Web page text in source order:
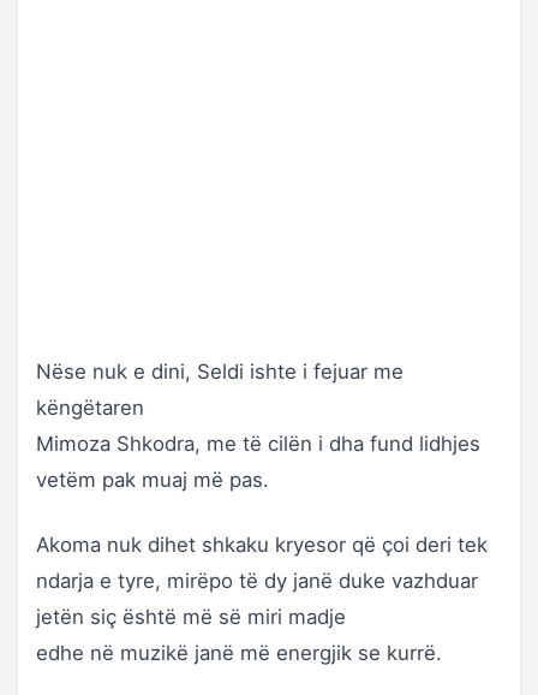
Nëse nuk e dini, Seldi ishte i fejuar me
këngëtaren
Mimoza Shkodra, me të cilën i dha fund lidhjes
vetëm pak muaj më pas.
Akoma nuk dihet shkaku kryesor që çoi deri tek
ndarja e tyre, mirëpo të dy janë duke vazhduar
jetën siç është më së miri madje
edhe në muzikë janë më energjik se kurrë.